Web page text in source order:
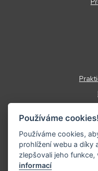
Používáme cookies!
Používáme cookies,
prohlížení webu a díky
zlepšovali jeho
informací